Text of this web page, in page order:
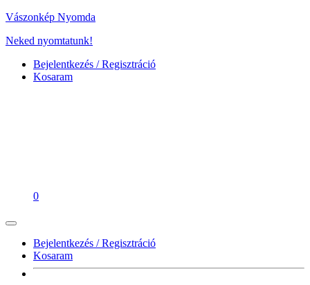
Vászonkép Nyomda
Neked nyomtatunk!
Bejelentkezés / Regisztráció
Kosaram
0
Bejelentkezés / Regisztráció
Kosaram